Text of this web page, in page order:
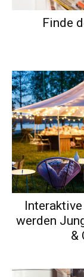
Finde
werden
&